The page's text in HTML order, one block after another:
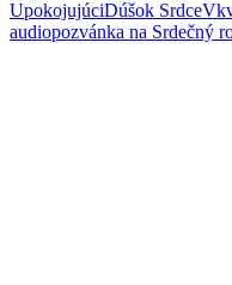
audiopozvánka na Srdečný